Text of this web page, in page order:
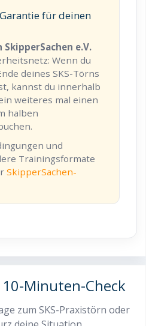
für deinen
e.V.
Wenn du
deines SKS-Törns
kannst du innerhalb
weiteres mal einen
halben
und
Trainingsformate
SkipperSachen-
Minuten-Check
zum SKS-Praxistörn oder